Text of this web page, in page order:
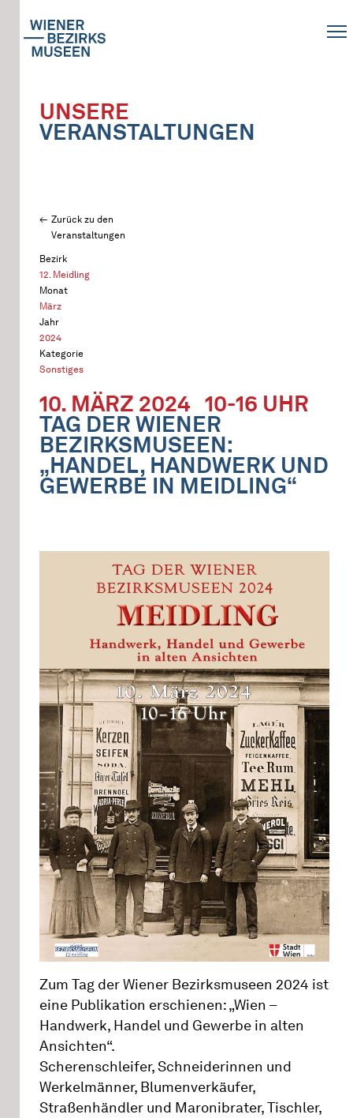
UNSERE
VERANSTALTUNGEN
Zurück zu den
Veranstaltungen
Bezirk
12. Meidling
Monat
März
Jahr
2024
Kategorie
Sonstiges
10. MÄRZ 2024 10-16 UHR
TAG DER WIENER
BEZIRKSMUSEEN:
„HANDEL, HANDWERK UND
GEWERBE IN MEIDLING“
Zum Tag der Wiener Bezirksmuseen 2024 ist
eine Publikation erschienen: „Wien –
Handwerk, Handel und Gewerbe in alten
Ansichten“.
Scherenschleifer, Schneiderinnen und
Werkelmänner, Blumenverkäufer,
Straßenhändler und Maronibrater, Tischler,